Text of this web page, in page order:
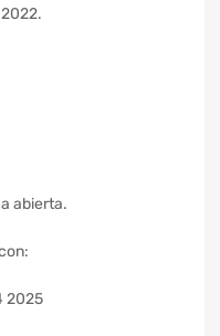
abierta.
2025